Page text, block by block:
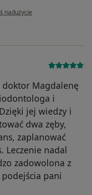
użytkownika Agata
nadużycie
doktor Magdalenę
i
jej wiedzy i
dwa zęby,
zaplanować
Leczenie nadal
zadowolona z
pani